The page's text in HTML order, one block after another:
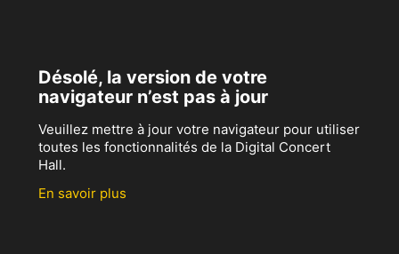
Désolé, la version de votre
navigateur n’est pas à jour
Veuillez mettre à jour votre navigateur pour utiliser
toutes les fonctionnalités de la Digital Concert
Hall.
En savoir plus